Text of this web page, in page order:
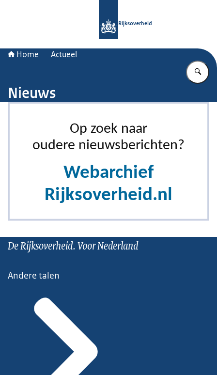
Rijksoverheid
Home Actueel
Nieuws
De Rijksoverheid. Voor Nederland
Andere talen